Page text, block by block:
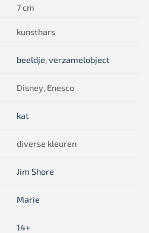
7 cm
kunsthars
beeldje,verzamelobject
Disney, Enesco
kat
diverse kleuren
Jim Shore
Marie
14+